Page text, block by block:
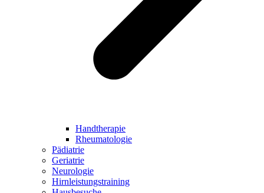
Handtherapie
Rheumatologie
Pädiatrie
Geriatrie
Neurologie
Hirnleistungstraining